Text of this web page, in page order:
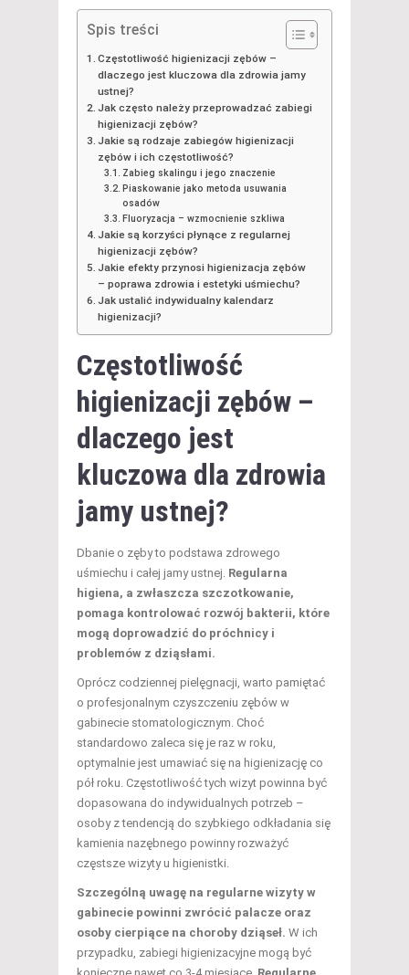
Spis treści
Częstotliwość higienizacji zębów –
dlaczego jest kluczowa dla zdrowia jamy
ustnej?
Jak często należy przeprowadzać zabiegi
higienizacji zębów?
Jakie są rodzaje zabiegów higienizacji
zębów i ich częstotliwość?
Zabieg skalingu i jego znaczenie
Piaskowanie jako metoda usuwania
osadów
Fluoryzacja – wzmocnienie szkliwa
Jakie są korzyści płynące z regularnej
higienizacji zębów?
Jakie efekty przynosi higienizacja zębów
– poprawa zdrowia i estetyki uśmiechu?
Jak ustalić indywidualny kalendarz
higienizacji?
Częstotliwość
higienizacji zębów –
dlaczego jest
kluczowa dla zdrowia
jamy ustnej?
Dbanie o zęby to podstawa zdrowego
uśmiechu i całej jamy ustnej. Regularna
higiena, a zwłaszcza szczotkowanie,
pomaga kontrolować rozwój bakterii, które
mogą doprowadzić do próchnicy i
problemów z dziąsłami.
Oprócz codziennej pielęgnacji, warto pamiętać
o profesjonalnym czyszczeniu zębów w
gabinecie stomatologicznym. Choć
standardowo zaleca się je raz w roku,
optymalnie jest umawiać się na higienizację co
pół roku. Częstotliwość tych wizyt powinna być
dopasowana do indywidualnych potrzeb –
osoby z tendencją do szybkiego odkładania się
kamienia nazębnego powinny rozważyć
częstsze wizyty u higienistki.
Szczególną uwagę na regularne wizyty w
gabinecie powinni zwrócić palacze oraz
osoby cierpiące na choroby dziąseł. W ich
przypadku, zabiegi higienizacyjne mogą być